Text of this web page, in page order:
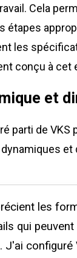
Cela
étapes
les
conçu à cet
et
parti de
et
les
qui
J'ai configuré